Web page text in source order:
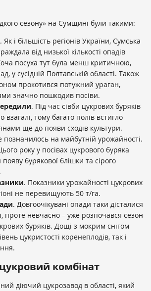
сезону» на Сумщині були такими:
. Як і більшість регіонів України, Сумська
від низької кількості опадів
посуха тут була менш критичною,
у сусідній Полтавській області. Також
прокотився потужний ураган,
значно пошкодив посіви.
. Під час сівби цукрових буряків
взагалі, тому багато полів встигло
ще до появи сходів культури.
на майбутній урожайності.
року у посівах цукрового буряка
появу бурякової блішки та сірого
. Показники урожайності цукрових
не перевищують 50 т/га.
. Довгоочікувані опади таки дісталися
проте невчасно – уже розпочався сезон
буряків. Дощі з мокрим снігом
цукристості коренеплодів, так і
комбінат
діючий цукрозавод в області, який